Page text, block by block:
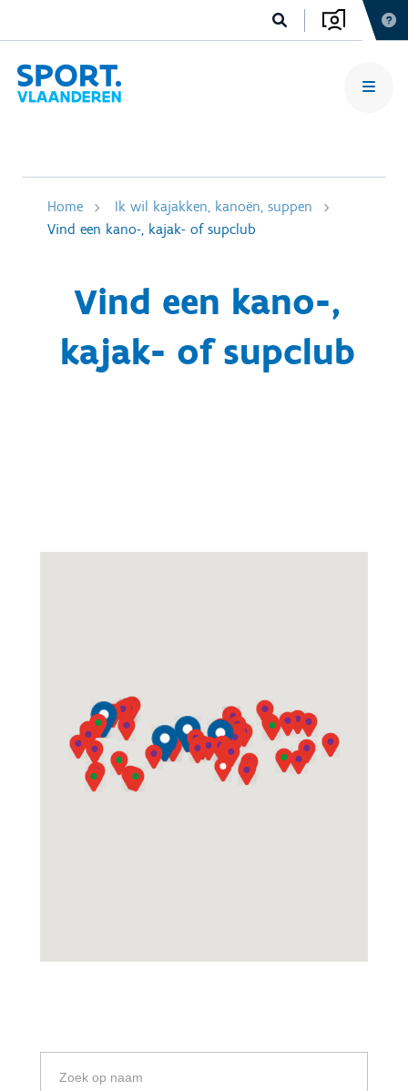
Home
Ik wil kajakken, kanoën, suppen
Vind een kano-, kajak- of supclub
Vind een kano-,
kajak- of supclub